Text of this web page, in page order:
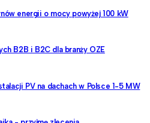
energii o mocy powyżej 100 kW
B2B i B2C dla branży OZE
PV na dachach w Polsce 1-5 MW